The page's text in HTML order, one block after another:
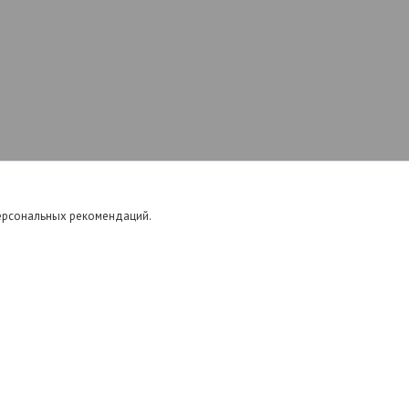
рекомендаций.